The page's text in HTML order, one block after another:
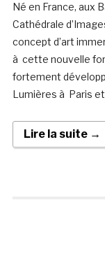
Né en France, aux
Cathédrale
concept d’art
à cette nouvelle
fortement
Lumières à Paris
Lire la suite →